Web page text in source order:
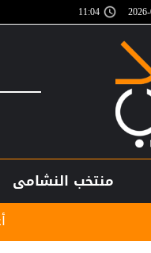
11:04
منتخب النشامى
أغلى لاعب في